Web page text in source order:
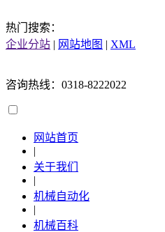
热门搜索：
企业分站 | 网站地图 | XML
咨询热线：0318-8222022
网站首页
|
关于我们
|
机械自动化
|
机械百科